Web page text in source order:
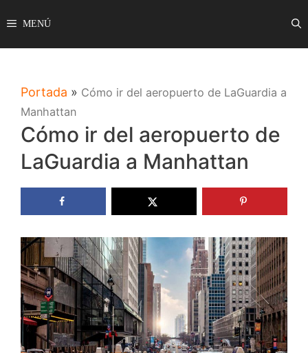
al
contenido
MENÚ
Portada » Cómo ir del aeropuerto de LaGuardia a
Manhattan
Cómo ir del aeropuerto de
LaGuardia a Manhattan